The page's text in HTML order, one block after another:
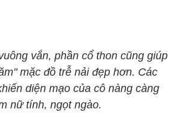
vắn, phần cổ thon cũng giúp
mặc đồ trễ nải đẹp hơn. Các
diện mạo của cô nàng càng
nữ tính, ngọt ngào.